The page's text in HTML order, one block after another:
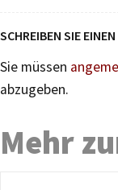
SCHREIBEN SIE
Sie müssen
abzugeben.
Mehr